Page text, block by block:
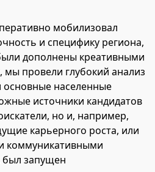
мобилизовал
и специфику региона,
дополнены креативными
провели глубокий анализ
населенные
источники кандидатов
но и, например,
карьерного роста, или
коммуникативными
был запущен